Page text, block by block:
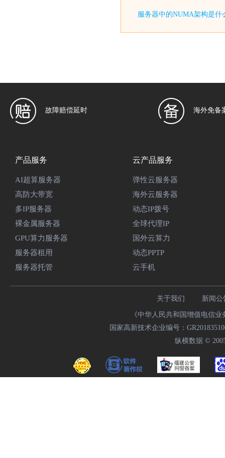
服务器中的NUMA架构是什
故障赔偿延时 海外免备
产品服务
AI超算服务器
高防大带宽
多IP服务器
裸金属服务器
GPU算力服务器
服务器租用
服务器托管
云产品服务
弹性云服务器
海外云服务器
动态IP拨号
全球代理IP
国外云算力
动态PPTP
云手机
关于我们 新闻公
《中华人民共和国增值电信
国家高新技术企业编号：
纵横数据 ©